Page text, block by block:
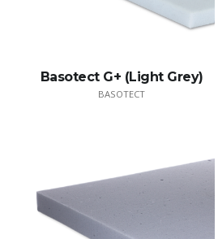
Basotect G+ (Light Grey)
BASOTECT